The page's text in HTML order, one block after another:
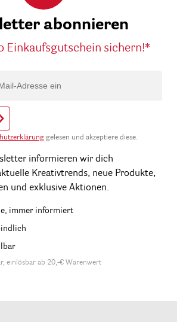
abonnieren
Einkaufsgutschein sichern!*
gelesen und akzeptiere diese.
informieren wir dich
Kreativtrends, neue Produkte,
und exklusive Aktionen.
immer informiert
einlösbar ab 20,-€ Warenwert